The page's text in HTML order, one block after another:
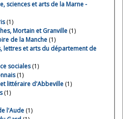
sciences et arts de la Marne -
(1)
Mortain et Granville (1)
de la Manche (1)
lettres et arts du département de
sociales(1)
(1)
littéraire d'Abbeville (1)
(1)
l'Aude (1)